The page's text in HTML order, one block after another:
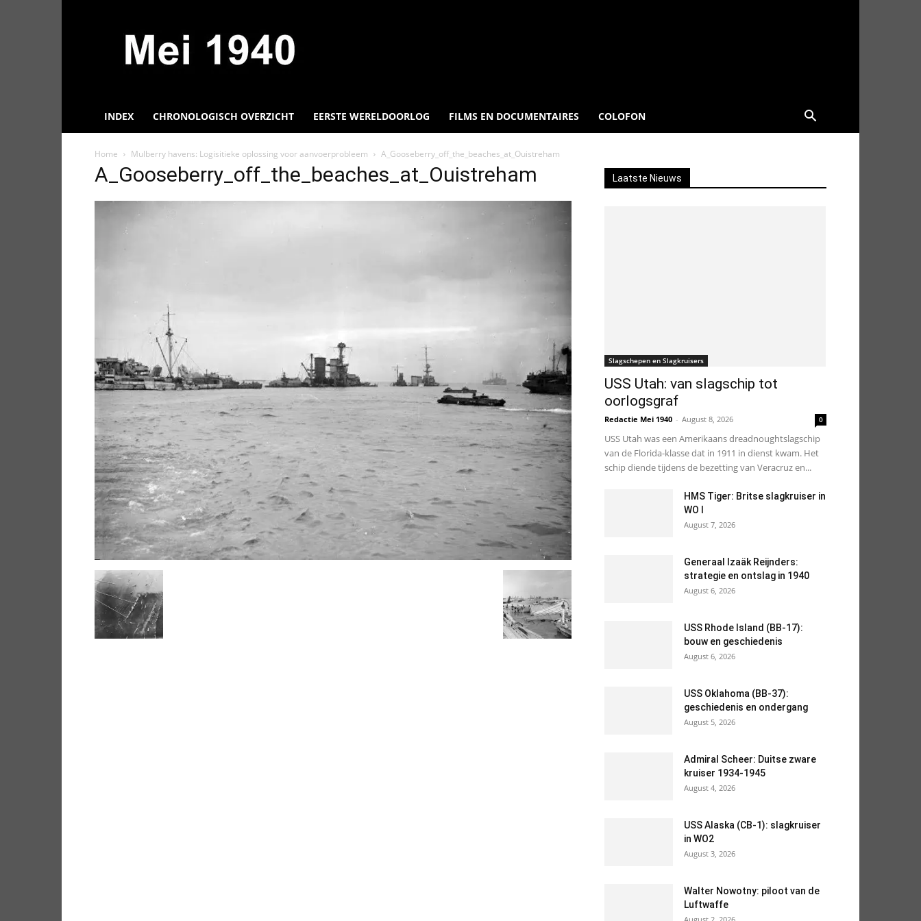
1940,
Informatie
over
Wereldoorlog
INDEX CHRONOLOGISCH OVERZICHT EERSTE WERELDOORLOG FILMS EN DOCUMENTAIRES COLOFON
Home Mulberry havens: Logisitieke oplossing voor aanvoerprobleem A_Gooseberry_off_the_beaches_at_Ouistreham
A_Gooseberry_off_the_beaches_at_Ouistreham Laatste Nieuws
Slagschepen en Slagkruisers
USS Utah: van slagschip tot
oorlogsgraf
Redactie Mei 1940 - August 8, 2026 0
USS Utah was een Amerikaans dreadnoughtslagschip
van de Florida-klasse dat in 1911 in dienst kwam. Het
schip diende tijdens de bezetting van Veracruz en...
HMS Tiger: Britse slagkruiser in
WO I
August 7, 2026
Generaal Izaäk Reijnders:
strategie en ontslag in 1940
August 6, 2026
USS Rhode Island (BB-17):
bouw en geschiedenis
August 6, 2026
USS Oklahoma (BB-37):
geschiedenis en ondergang
August 5, 2026
Admiral Scheer: Duitse zware
kruiser 1934-1945
August 4, 2026
USS Alaska (CB-1): slagkruiser
in WO2
August 3, 2026
Walter Nowotny: piloot van de
Luftwaffe